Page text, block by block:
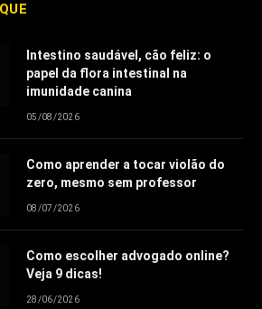
Intestino saudável, cão feliz: o
papel da flora intestinal na
imunidade canina
05/08/2026
Como aprender a tocar violão do
zero, mesmo sem professor
08/07/2026
Como escolher advogado online?
Veja 9 dicas!
28/06/2026